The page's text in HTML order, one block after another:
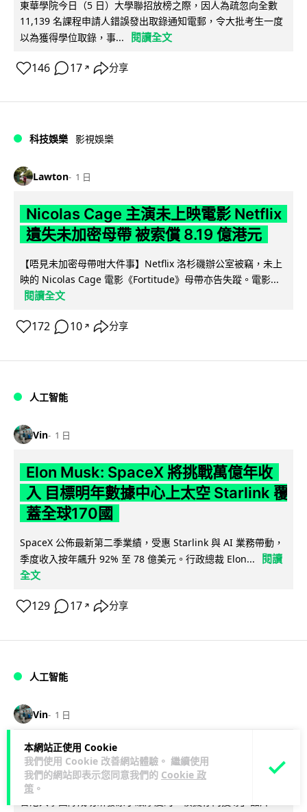
本網站正使用 Cookie
我們使用 Cookie 改善網站體驗。 繼續使用
我們的網站即表示您同意我們的 Cookie 政
策 。
東華學院今日（5 日）大學聯招放榜之際，因人為疏忽向全數
11,139 名課程申請人錯誤發出取錄通知電郵，令大批考生一度
以為獲得學位取錄，事...
閱讀全文
146 17 ↗ 分享
科技娛樂 影視娛樂
Lawton 1 日
Nicolas Cage 主演未上映電影 Netflix
遺失未加密母帶 被索償 8.19 億港元
【唔見未加密母帶咁大件事】Netflix 洛杉磯辦公室被竊，未上
映的 Nicolas Cage 電影《Fortitude》母帶亦告失蹤。電影...
閱讀全文
172 10 ↗ 分享
人工智能
Vin 1 日
Elon Musk: SpaceX 將挑戰萬億年收
入 目標明年數據中心上太空 Starlink 覆
蓋全球170國
SpaceX 公佈最新第二季業績，受惠 Starlink 與 AI 業務帶動，
季度收入按年飆升 92% 至 78 億美元。行政總裁 Elon...
閱讀
全文
129 17 ↗ 分享
人工智能
Vin 1 日
港大研原子級新晶片 AI 搜尋速度提升
一億倍 手機人臉識別免上雲端